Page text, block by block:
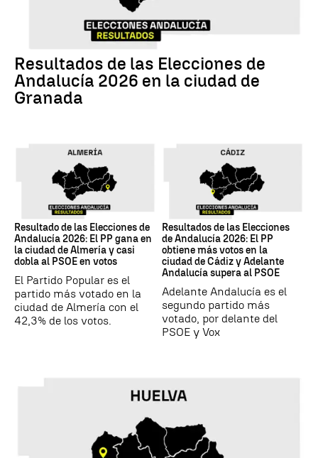
Resultados de las Elecciones de
Andalucía 2026 en la ciudad de
Granada
Resultado de las Elecciones de
Andalucía 2026: El PP gana en
la ciudad de Almería y casi
dobla al PSOE en votos
El Partido Popular es el
partido más votado en la
ciudad de Almería con el
42,3% de los votos.
Resultados de las Elecciones
de Andalucía 2026: El PP
obtiene más votos en la
ciudad de Cádiz y Adelante
Andalucía supera al PSOE
Adelante Andalucía es el
segundo partido más
votado, por delante del
PSOE y Vox